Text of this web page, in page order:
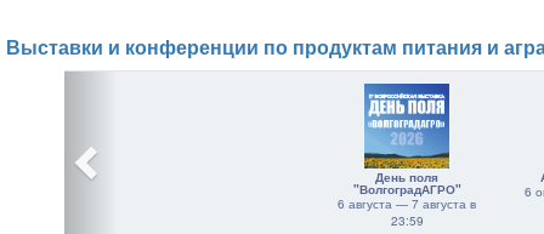
Выставки и конференции по продуктам питания и
День поля
"ВолгоградАГРО"
6 августа — 7 августа в
23:59
6